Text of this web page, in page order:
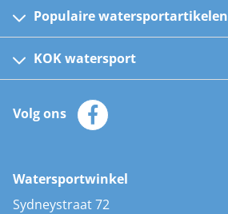
Populaire watersportartikelen
Kinder reddingsvesten
Automatische reddingsvesten
Zeilkleding
Zonnepanelen
AIS transponders
Stootwillen en fenders
KOK watersport
Klantenservice
Merken
Volg ons
Watersportwinkel
Sydneystraat 72